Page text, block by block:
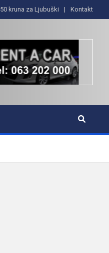
50 kruna za Ljubuški Kontakt